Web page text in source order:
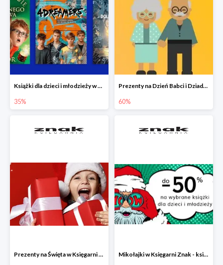
Książki dla dzieci i młodzieży w Księgarni Znak do -35%
35%
Prezenty na Dzień Babci i Dziadka w Księgarni Znak do -60%
60%
Prezenty na Święta w Księgarni Znak -50% Mikołajki w Księgarni Znak - książki dla dzieci i młodzieży do -50%